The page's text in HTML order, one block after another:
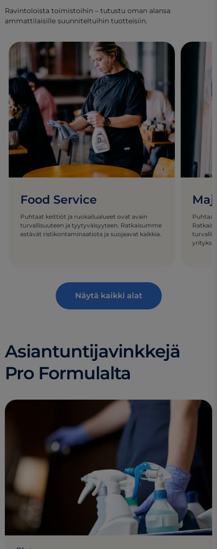
Ravintoloista toimistoihin – tutustu oman alansa
ammattilaisille suunniteltuihin tuotteisiin.
Food Service
Puhtaat keittiöt ja ruokailualueet ovat avain
turvallisuuteen ja tyytyväisyyteen. Ratkaisumme
estävät ristikontaminaatiota ja suojaavat kaikkia.
Näytä kaikki alat
Asiantuntijavinkkejä
Pro Formulalta